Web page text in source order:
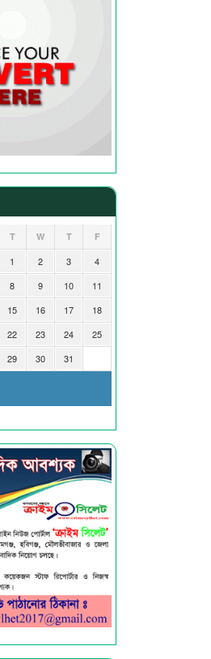
T W T F
1 2 3
4
8 9 10
11
15 16 17
18
22 23 24
25
29 30 31